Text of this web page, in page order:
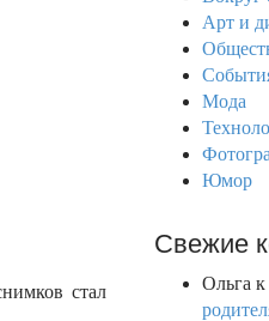
стал
Арт и
Мода
Юмор
Свежие
Ольга к